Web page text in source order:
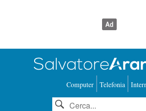
Computer Telefonia